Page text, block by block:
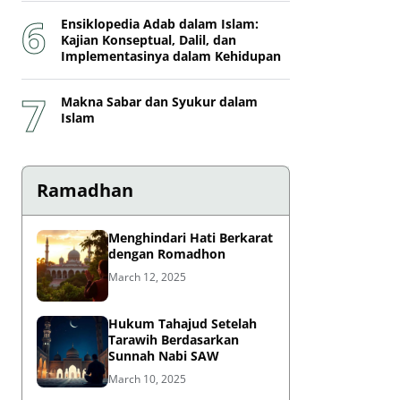
Ensiklopedia Adab dalam Islam:
Kajian Konseptual, Dalil, dan
Implementasinya dalam Kehidupan
Makna Sabar dan Syukur dalam
Islam
Ramadhan
Menghindari Hati Berkarat
dengan Romadhon
March 12, 2025
Hukum Tahajud Setelah
Tarawih Berdasarkan
Sunnah Nabi SAW
March 10, 2025